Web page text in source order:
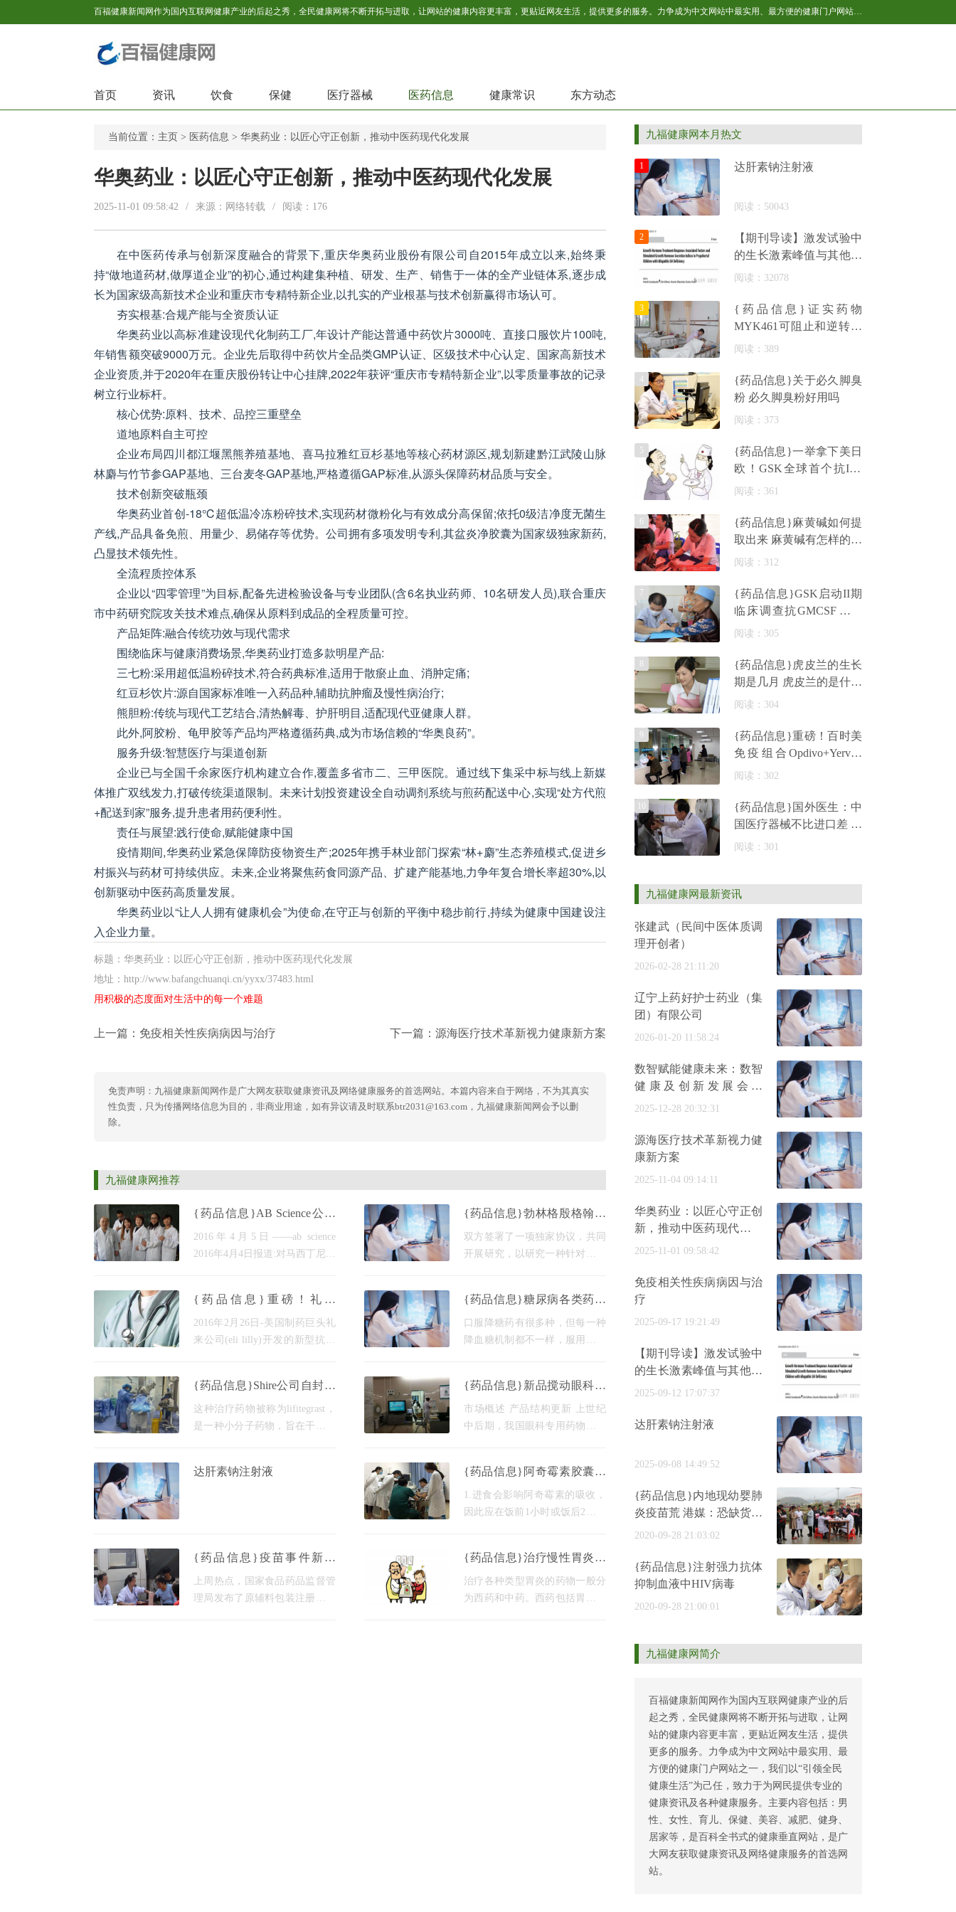
百福健康新闻网作为国内互联网健康产业的后起之秀，全民健康网将不断开拓与进取，让网站的健康内容更丰富，更贴近网友生活，提供更多的服务。力争成为中文网站中最实用、最方便的健康门户网站之一，我们以“引领全民健康生活”为己任，致力于为网民提供专业的健康资讯及各种健康服务。主要内容包括：男性、女性、育儿、保健、美容、减肥、健身、居家等，是百科全书式的健康垂直网站，是广大网友获取健康资讯及网络健康服务的首选网站。
首页 资讯 饮食 保健 医疗器械 医药信息 健康常识 东方动态
当前位置： 主页 > 医药信息 > 华奥药业：以匠心守正创新，推动中医药现代化发展
华奥药业：以匠心守正创新，推动中医药现代化发展
2025-11-01 09:58:42 / 来源：网络转载 / 阅读： 176
在中医药传承与创新深度融合的背景下,重庆华奥药业股份有限公司自2015年成立以来,始终秉
持“做地道药材,做厚道企业”的初心,通过构建集种植、研发、生产、销售于一体的全产业链体系,逐步成
长为国家级高新技术企业和重庆市专精特新企业,以扎实的产业根基与技术创新赢得市场认可。
夯实根基:合规产能与全资质认证
华奥药业以高标准建设现代化制药工厂,年设计产能达普通中药饮片3000吨、直接口服饮片100吨,
年销售额突破9000万元。企业先后取得中药饮片全品类GMP认证、区级技术中心认定、国家高新技术
企业资质,并于2020年在重庆股份转让中心挂牌,2022年获评“重庆市专精特新企业”,以零质量事故的记录
树立行业标杆。
核心优势:原料、技术、品控三重壁垒
道地原料自主可控
企业布局四川都江堰黑熊养殖基地、喜马拉雅红豆杉基地等核心药材源区,规划新建黔江武陵山脉
林麝与竹节参GAP基地、三台麦冬GAP基地,严格遵循GAP标准,从源头保障药材品质与安全。
技术创新突破瓶颈
华奥药业首创-18℃超低温冷冻粉碎技术,实现药材微粉化与有效成分高保留;依托0级洁净度无菌生
产线,产品具备免煎、用量少、易储存等优势。公司拥有多项发明专利,其盆炎净胶囊为国家级独家新药,
凸显技术领先性。
全流程质控体系
企业以“四零管理”为目标,配备先进检验设备与专业团队(含6名执业药师、10名研发人员),联合重庆
市中药研究院攻关技术难点,确保从原料到成品的全程质量可控。
产品矩阵:融合传统功效与现代需求
围绕临床与健康消费场景,华奥药业打造多款明星产品:
三七粉:采用超低温粉碎技术,符合药典标准,适用于散瘀止血、消肿定痛;
红豆杉饮片:源自国家标准唯一入药品种,辅助抗肿瘤及慢性病治疗;
熊胆粉:传统与现代工艺结合,清热解毒、护肝明目,适配现代亚健康人群。
此外,阿胶粉、龟甲胶等产品均严格遵循药典,成为市场信赖的“华奥良药”。
服务升级:智慧医疗与渠道创新
企业已与全国千余家医疗机构建立合作,覆盖多省市二、三甲医院。通过线下集采中标与线上新媒
体推广双线发力,打破传统渠道限制。未来计划投资建设全自动调剂系统与煎药配送中心,实现“处方代煎
+配送到家”服务,提升患者用药便利性。
责任与展望:践行使命,赋能健康中国
疫情期间,华奥药业紧急保障防疫物资生产;2025年携手林业部门探索“林+麝”生态养殖模式,促进乡
村振兴与药材可持续供应。未来,企业将聚焦药食同源产品、扩建产能基地,力争年复合增长率超30%,以
创新驱动中医药高质量发展。
华奥药业以“让人人拥有健康机会”为使命,在守正与创新的平衡中稳步前行,持续为健康中国建设注
入企业力量。
标题：华奥药业：以匠心守正创新，推动中医药现代化发展
地址：http://www.bafangchuanqi.cn/yyxx/37483.html
用积极的态度面对生活中的每一个难题
上一篇： 免疫相关性疾病病因与治疗 下一篇： 源海医疗技术革新视力健康新方案
免责声明：九福健康新闻网作是广大网友获取健康资讯及网络健康服务的首选网站。本篇内容来自于网络，不为其真实
性负责，只为传播网络信息为目的，非商业用途，如有异议请及时联系btr2031@163.com，九福健康新闻网会予以删
除。
九福健康网推荐
{药品信息}AB Science公司
宣布马赛替尼3期ALS试验积
极的中期结果
2016年4月5日——ab science
2016年4月4日报道:对马西丁尼治
要目的。 研究ab10015是一项双
盲、安慰剂对照的2/3期研究，旨
在评估马
{药品信息}勃林格殷格翰与
Arena签署$2.6亿协议 开发
GPCR孤儿受体药物治疗精
双方签署了一项独家协议，共同
开展研究，以研究一种针对未披
(cns)中的一类孤儿受体。 这一合
作将结合arena在gpcr中的药物
{药品信息}重磅！礼来
Ixekizumab获欧盟CHMP支持
批准治疗斑块型银屑病，将
2016年2月26日-美国制药巨头礼
来公司(eli lilly)开发的新型抗炎
(ema)的人类药物产品委员会
(chmp)支持批准伊西库单抗用于
治疗患有
{药品信息}糖尿病各类药有
时效性 你吃对了吗
口服降糖药有很多种，但每一种
降血糖机制都不一样，服用时间
低血糖等不良反应。 磺酰脲类 :
常用药物有格列吡嗪、格
{药品信息}Shire公司自封的
重磅炸弹药物lifitegrast再次
等待FDA审批
这种治疗药物被称为lifitegrast，
是一种小分子药物，旨在干扰导
个主要终点中的一个成功，这并
{药品信息}新品搅动眼科药
市变局
市场概述 产品结构更新 上世纪
中后期，我国眼科专用药物品种
实产品生产线的附属产品，具有
量少、利润小、市场份额
达肝素钠注射液
{药品信息}阿奇霉素胶囊的
作用 阿奇霉素胶囊的作用的
注意事项阿奇霉素胶囊
1.进食会影响阿奇霉素的吸收，
因此应在饭前1小时或饭后2小时
整剂量，但严重肾功能不全患者
使用阿奇霉素的数据并不多，因
{药品信息}疫苗事件新进
展，局长落马，15人被刑
拘，45家疫苗企业面临彻
上周热点，国家食品药品监督管
理局发布了原辅料包装注册及相
{药品信息}治疗慢性胃炎的
西药与中药
治疗各种类型胃炎的药物一般分
为西药和中药。西药包括胃粘膜
九福健康网本月热文
达肝素钠注射液
阅读：50043
1
【期刊导读】激发试验中
的生长激素峰值与其他临
床指标结合可较好预测
阅读：32078
2
{药品信息}证实药物
MYK461可阻止和逆转肥
厚性心肌病
阅读：389
3
{药品信息}关于必久脚臭
粉 必久脚臭粉好用吗
阅读：373
4
{药品信息}一举拿下美日
欧！GSK全球首个抗IL5
单抗哮喘新药Nucala获批
阅读：361
5
{药品信息}麻黄碱如何提
取出来 麻黄碱有怎样的药
理学麻黄碱与其他药物的
阅读：312
6
{药品信息}GSK启动II期
临床调查抗GMCSF单抗
治疗炎性手骨关节炎的潜
阅读：305
7
{药品信息}虎皮兰的生长
期是几月 虎皮兰的是什么
植物虎皮兰的种植管理虎
阅读：304
{药品信息}重磅！百时美
免疫组合Opdivo+Yervoy
一线治疗黑色素瘤获欧盟
阅读：302
9
{药品信息}国外医生：中
国医疗器械不比进口差 我
们都在用
阅读：301
九福健康网最新资讯
张建武（民间中医体质调
理开创者）
2026-02-28 21:11:20
辽宁上药好护士药业（集
团）有限公司
2026-01-20 11:58:24
数智赋能健康未来：数智
健康及创新发展会议
（2025）圆满召开
2025-12-28 20:32:31
源海医疗技术革新视力健
康新方案
2025-11-04 09:14:11
华奥药业：以匠心守正创
新，推动中医药现代化发
展
2025-11-01 09:58:42
免疫相关性疾病病因与治
疗
2025-09-17 19:21:49
【期刊导读】激发试验中
的生长激素峰值与其他临
床指标结合可较好预测
2025-09-12 17:07:37
达肝素钠注射液
2025-09-08 14:49:52
{药品信息}内地现幼婴肺
炎疫苗荒 港媒：恐缺货五
年
2020-09-28 21:03:02
{药品信息}注射强力抗体
抑制血液中HIV病毒
2020-09-28 21:00:01
九福健康网简介
百福健康新闻网作为国内互联网健康产业的后
起之秀，全民健康网将不断开拓与进取，让网
站的健康内容更丰富，更贴近网友生活，提供
更多的服务。力争成为中文网站中最实用、最
方便的健康门户网站之一，我们以“引领全民
健康生活”为己任，致力于为网民提供专业的
健康资讯及各种健康服务。主要内容包括：男
性、女性、育儿、保健、美容、减肥、健身、
居家等，是百科全书式的健康垂直网站，是广
大网友获取健康资讯及网络健康服务的首选网
站。